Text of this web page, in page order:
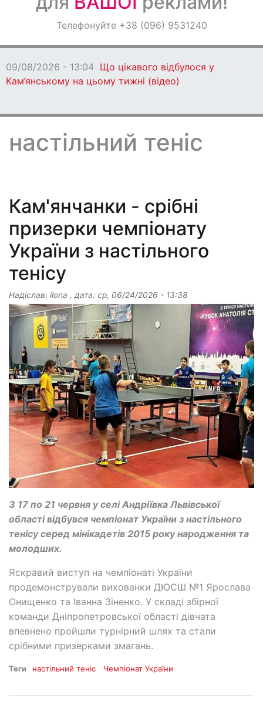
ОголошенняТелефонуйте +38 (096) 9531240
09/08/2026 - 11:27
Мешканці Дніпропетровщини
КТ та МРТ за Програмою медичних гарантій
настільний теніс
Кам'янчанки - срібні
призерки чемпіонату
України з настільного
тенісу
Надіслав: ilona , дата: ср, 06/24/2026 - 13:38
З 17 по 21 червня у селі Андріївка Львівської
області відбувся чемпіонат України з настільного
тенісу серед мінікадетів 2015 року народження та
молодших.
Яскравий виступ на чемпіонаті України
продемонстрували вихованки ДЮСШ №1 Ярослава
Онищенко та Іванна Зіненко. У складі збірної
команди Дніпропетровської області дівчата
впевнено пройшли турнірний шлях та стали
срібними призерками змагань.
Теги настільний теніс Чемпіонат України